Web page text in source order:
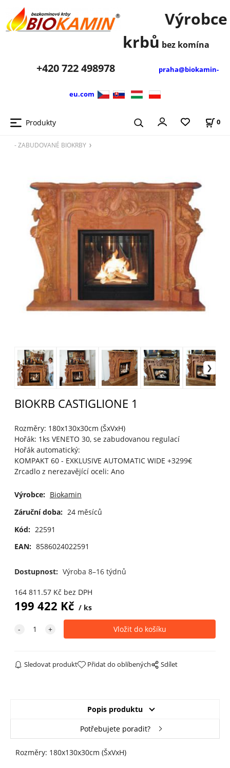
Výrobce
krbů bez komína
+420722 498978 praha@biokamin-
eu.com
Produkty 0
- ZABUDOVANÉ BIOKRBY
BIOKRB CASTIGLIONE 1
Rozměry: 180x130x30cm (ŠxVxH)
Hořák: 1ks VENETO 30, se zabudovanou regulací
Hořák automatický:
KOMPAKT 60 - EXKLUSIVE AUTOMATIC WIDE +3299€
Zrcadlo z nerezavějící oceli: Ano
Výrobce: Biokamin
Záruční doba: 24 měsíců
Kód: 22591
EAN: 8586024022591
Dostupnost: Výroba 8–16 týdnů
164 811.57Kč bez DPH
199 422 Kč ks
Sledovat produkt Přidat do oblíbených Sdílet
Popis produktu
Potřebujete poradit?
Rozměry: 180x130x30cm (ŠxVxH)